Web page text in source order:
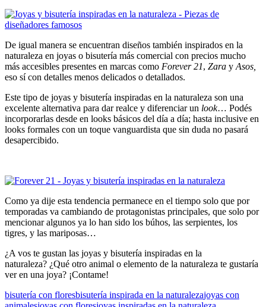
De igual manera se encuentran diseños también inspirados en la
naturaleza en joyas o bisutería más comercial con precios mucho
más accesibles presentes en marcas como Forever 21, Zara y Asos,
eso sí con detalles menos delicados o detallados.
Este tipo de joyas y bisutería inspiradas en la naturaleza son una
excelente alternativa para dar realce y diferenciar un look… Podés
incorporarlas desde en looks básicos del día a día; hasta inclusive en
looks formales con un toque vanguardista que sin duda no pasará
desapercibido.
Como ya dije esta tendencia permanece en el tiempo solo que por
temporadas va cambiando de protagonistas principales, que solo por
mencionar algunos ya lo han sido los búhos, las serpientes, los
tigres, y las mariposas…
¿A vos te gustan las joyas y bisutería inspiradas en la
naturaleza? ¿Qué otro animal o elemento de la naturaleza te gustaría
ver en una joya? ¡Contame!
bisutería con floresbisutería inspirada en la naturalezajoyas con